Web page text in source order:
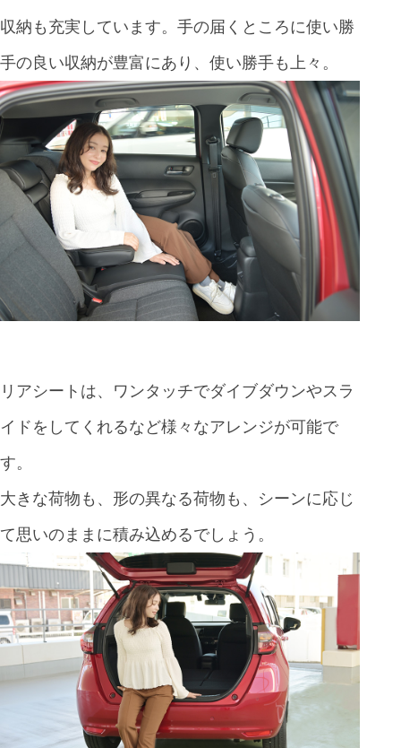
収納も充実しています。手の届くところに使い勝
手の良い収納が豊富にあり、使い勝手も上々。
リアシートは、ワンタッチでダイブダウンやスラ
イドをしてくれるなど様々なアレンジが可能で
す。
大きな荷物も、形の異なる荷物も、シーンに応じ
て思いのままに積み込めるでしょう。